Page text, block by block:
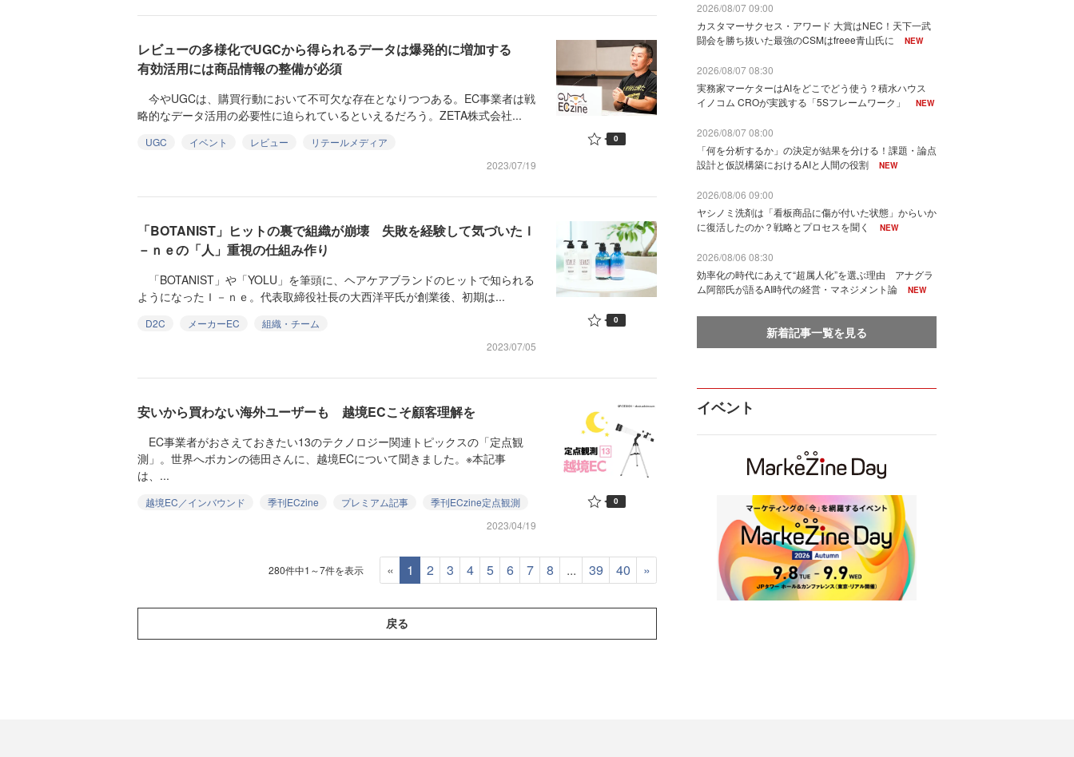
レビューの多様化でUGCから得られるデータは爆発的に増加する
有効活用には商品情報の整備が必須
今やUGCは、購買行動において不可欠な存在となりつつある。EC事業者は戦
略的なデータ活用の必要性に迫られているといえるだろう。ZETA株式会社...
UGC イベント レビュー
リテールメディア
2023/07/19
0
「BOTANIST」ヒットの裏で組織が崩壊 失敗を経験して気づいたＩ
－ｎｅの「人」重視の仕組み作り
「BOTANIST」や「YOLU」を筆頭に、ヘアケアブランドのヒットで知られる
ようになったＩ－ｎｅ。代表取締役社長の大西洋平氏が創業後、初期は...
D2C メーカーEC
組織・チーム
2023/07/05
0
安いから買わない海外ユーザーも 越境ECこそ顧客理解を
EC事業者がおさえておきたい13のテクノロジー関連トピックスの「定点観
測」。世界へボカンの徳田さんに、越境ECについて聞きました。※本記事
は、...
越境EC／インバウンド 季刊ECzine プレミアム記事
季刊ECzine定点観測
2023/04/19
0
280件中1～7件を表示 « 1 2 3 4 5 6 7 8 ... 39 40 »
戻る
2026/08/07 09:00
カスタマーサクセス・アワード 大賞はNEC！天下一武
闘会を勝ち抜いた最強のCSMはfreee青山氏に
NEW
2026/08/07 08:30
実務家マーケターはAIをどこでどう使う？積水ハウス
イノコム CROが実践する「5Sフレームワーク」
NEW
2026/08/07 08:00
「何を分析するか」の決定が結果を分ける！課題・論点
設計と仮説構築におけるAIと人間の役割
NEW
2026/08/06 09:00
ヤシノミ洗剤は「看板商品に傷が付いた状態」からいか
に復活したのか？戦略とプロセスを聞く
NEW
2026/08/06 08:30
効率化の時代にあえて“超属人化”を選ぶ理由 アナグラ
ム阿部氏が語るAI時代の経営・マネジメント論
NEW
新着記事一覧を見る
イベント